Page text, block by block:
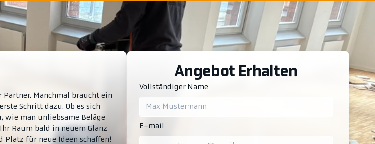
Manchmal braucht ein
Schritt dazu. Ob es sich
wie man unliebsame Beläge
Raum bald in neuem Glanz
Platz für neue Ideen schaffen!
Angebot Erhalten
Vollständiger Name
E-mail